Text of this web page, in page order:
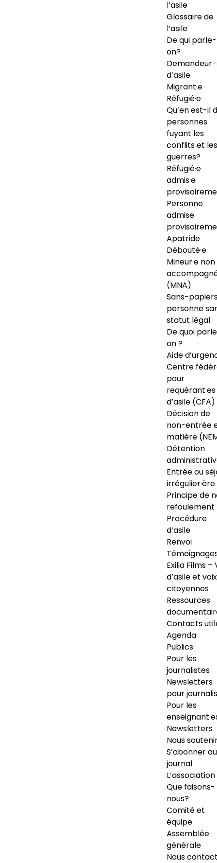
l’asile
Glossaire de
l’asile
De qui
on?
d’asile
Migrant·e
Réfugié·e
Qu’en est-il
personnes
fuyant les
conflits et les
guerres?
Réfugié·e
admis·e
Personne
admise
Apatride
Débouté·e
Mineur·e non
(MNA)
Sans-
personne
statut légal
De quoi
on ?
Aide
Centre
pour
requérant·es
d’asile (CFA)
Décision de
non-entrée
matière
Détention
Entrée ou
irrégulier·ère
Principe de
refoulement
Procédure
d’asile
Renvoi
Exilia Films –
d’asile et voix
citoyennes
Ressources
Contacts
Agenda
Publics
Pour les
journalistes
Newsletters
pour
Pour les
Newsletters
Nous
S’abonner au
journal
L’association
Que faisons-
nous?
Comité et
équipe
Assemblée
générale
Nous